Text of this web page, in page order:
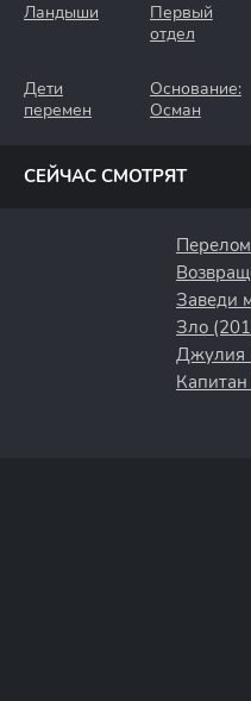
Ландыши
Первый
отдел
Дети
перемен
Основание:
Осман
СЕЙЧАС СМОТРЯТ
Заведи
Зло
Джулия